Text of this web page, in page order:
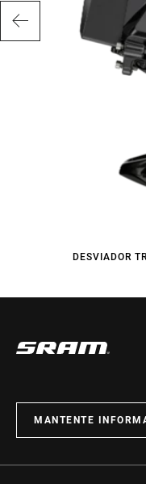
DESVIADOR
MANTENTE